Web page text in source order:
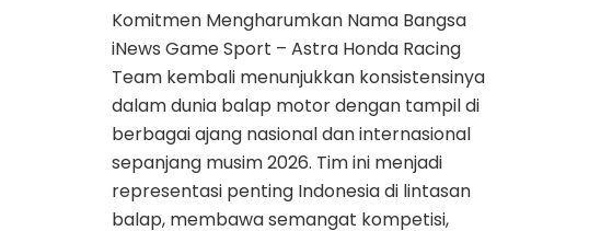
Komitmen Mengharumkan Nama Bangsa
iNews Game Sport – Astra Honda Racing
Team kembali menunjukkan konsistensinya
dalam dunia balap motor dengan tampil di
berbagai ajang nasional dan internasional
sepanjang musim 2026. Tim ini menjadi
representasi penting Indonesia di lintasan
balap, membawa semangat kompetisi,